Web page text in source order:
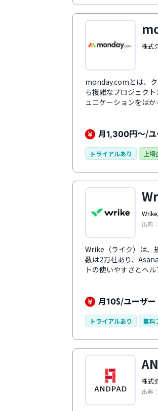
株式
monday.comとは、
ら複雑なプロジェク
ュニケーションをは
のタスク、プロジェ
機能搭載。加えてカ
る事で作業効率が向上
かを感覚的に理解で
月1,300円～/
トライアルあり 上
出典
Wrike（ライク）は、
数は2万社あり、
トの使いやすさとヘ
が色で表示されるの
ルプサイトも充実し
います。ガントチャー
ツールです。
月10$/ユーザー
トライアルあり 無料
株式
出典